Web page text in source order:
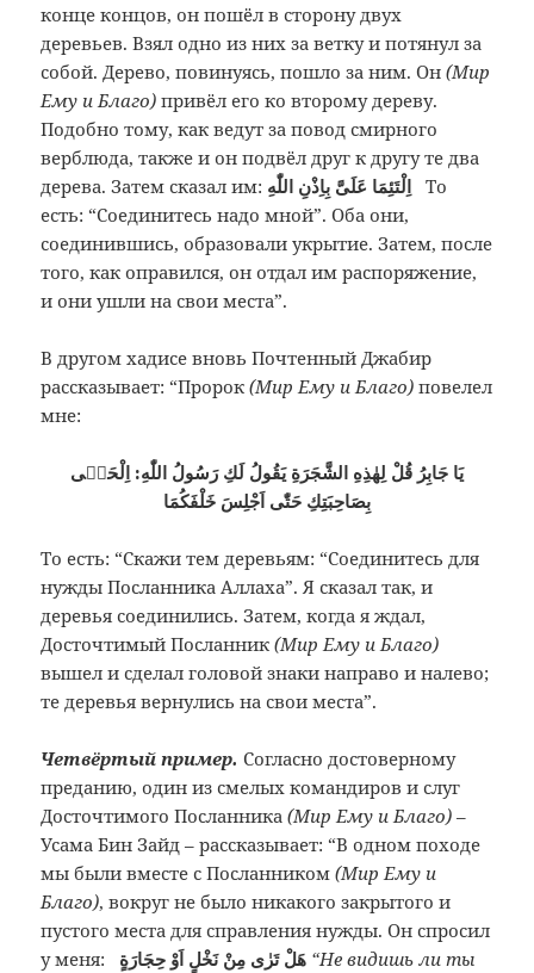
конце концов, он пошёл в сторону двух
деревьев. Взял одно из них за ветку и потянул за
собой. Дерево, повинуясь, пошло за ним. Он(Мир
Ему и Благо) привёл его ко второму дереву.
Подобно тому, как ведут за повод смирного
верблюда, также и он подвёл друг к другу те два
дерева. Затем сказал им: اِلْتَئِمَا عَلَىَّ بِاِذْنِ اللّٰهِ То
есть: “Соединитесь надо мной”. Оба они,
соединившись, образовали укрытие. Затем, после
того, как оправился, он отдал им распоряжение,
и они ушли на свои места”.
В другом хадисе вновь Почтенный Джабир
рассказывает: “Пророк(Мир Ему и Благо) повелел
мне:
يَا جَابِرُ قُلْ لِهٰذِهِ الشَّجَرَةِ يَقُولُ لَكِ رَسُولُ اللّٰهِ: اِلْحَقٖى
بِصَاحِبَتِكِ حَتّٰى اَجْلِسَ خَلْفَكُمَا
То есть: “Скажи тем деревьям: “Соединитесь для
нужды Посланника Аллаха”. Я сказал так, и
деревья соединились. Затем, когда я ждал,
Досточтимый Посланник(Мир Ему и Благо)
вышел и сделал головой знаки направо и налево;
те деревья вернулись на свои места”.
Четвёртый пример. Согласно достоверному
преданию, один из смелых командиров и слуг
Досточтимого Посланника(Мир Ему и Благо) –
Усама Бин Зайд – рассказывает: “В одном походе
мы были вместе с Посланником(Мир Ему и
Благо), вокруг не было никакого закрытого и
пустого места для справления нужды. Он спросил
у меня:
“Не видишь ли ты